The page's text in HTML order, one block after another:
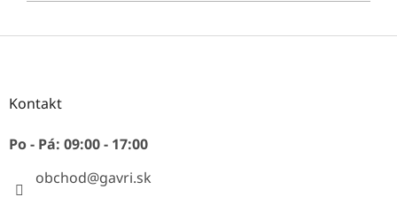
Z
Kontakt
Po - Pá: 09:00 - 17:00
obchod@gavri.sk